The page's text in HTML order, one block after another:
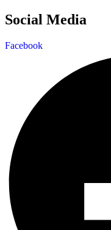
Social Media
Facebook